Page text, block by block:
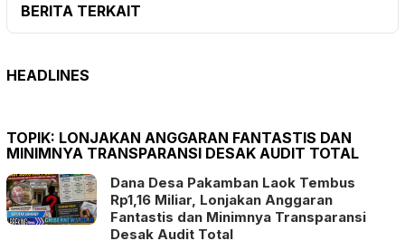
BERITA TERKAIT
HEADLINES
TOPIK: LONJAKAN ANGGARAN FANTASTIS DAN
MINIMNYA TRANSPARANSI DESAK AUDIT TOTAL
Dana Desa Pakamban Laok Tembus
Rp1,16 Miliar, Lonjakan Anggaran
Fantastis dan Minimnya Transparansi
Desak Audit Total